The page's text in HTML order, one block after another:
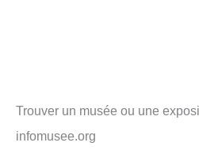
Trouver un musée ou une
infomusee.org